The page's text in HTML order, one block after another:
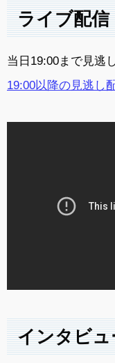
ライブ配信
当日19:00まで見逃
19:00以降の見逃し
インタビュ